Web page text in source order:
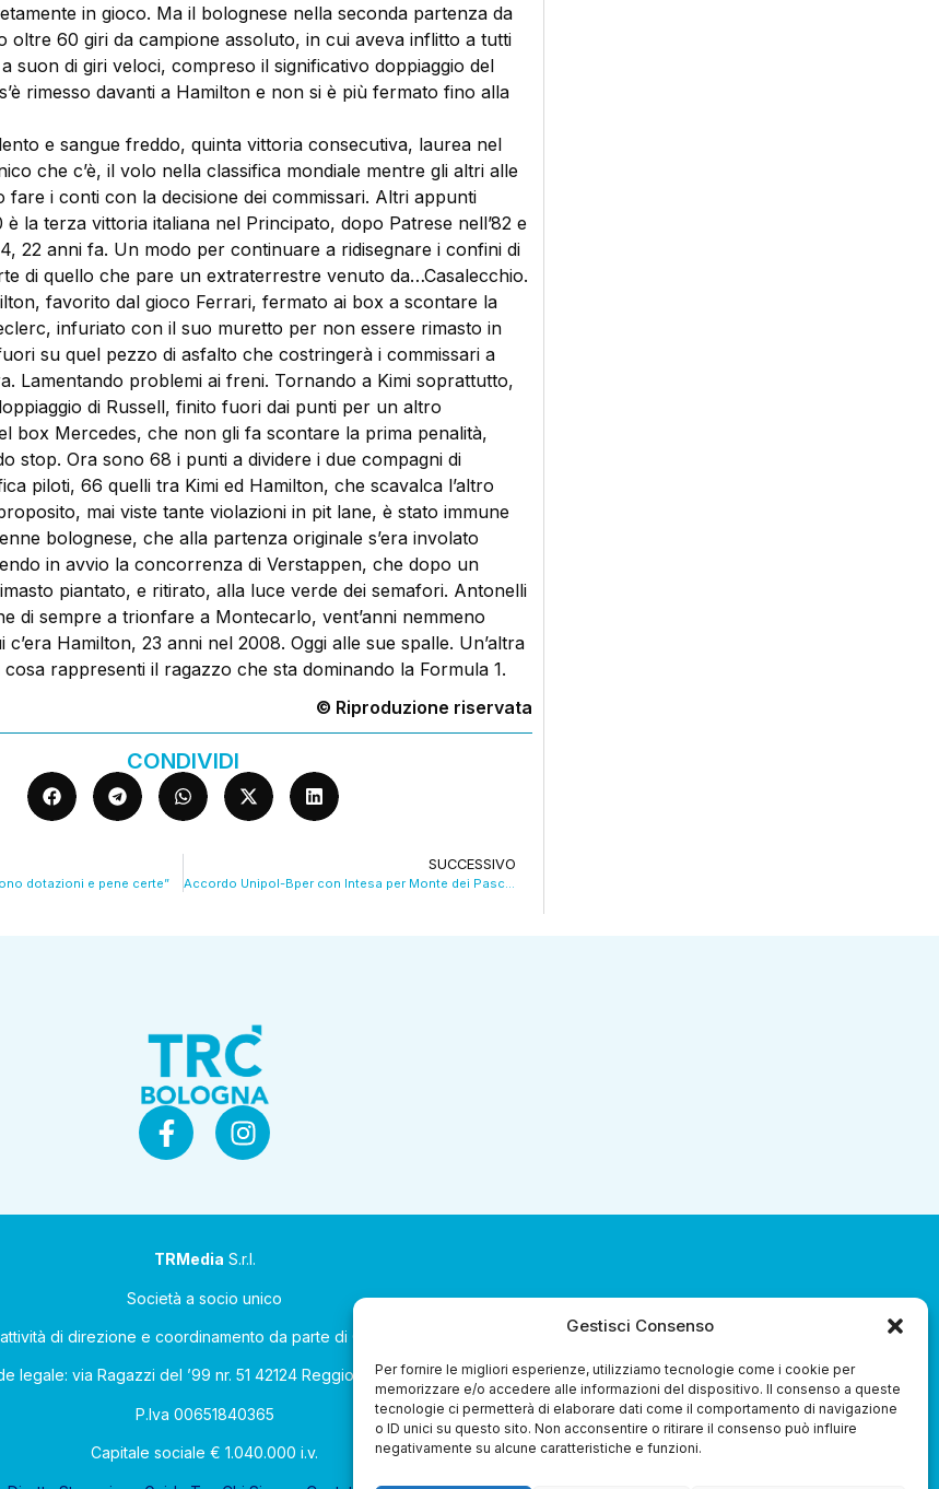
Gestisci Consenso
Per fornire le migliori esperienze, utilizziamo tecnologie come i cookie per
memorizzare e/o accedere alle informazioni del dispositivo. Il consenso a queste
tecnologie ci permetterà di elaborare dati come il comportamento di navigazione
o ID unici su questo sito. Non acconsentire o ritirare il consenso può influire
negativamente su alcune caratteristiche e funzioni.
in gioco. Ma il bolognese nella seconda partenza da
oltre 60 giri da campione assoluto, in cui aveva inflitto a tutti
suon di giri veloci, compreso il significativo doppiaggio del
rimesso davanti a Hamilton e non si è più fermato fino alla
e sangue freddo, quinta vittoria consecutiva, laurea nel
che c’è, il volo nella classifica mondiale mentre gli altri alle
fare i conti con la decisione dei commissari. Altri appunti
è la terza vittoria italiana nel Principato, dopo Patrese nell’82 e
22 anni fa. Un modo per continuare a ridisegnare i confini di
di quello che pare un extraterrestre venuto da…Casalecchio.
favorito dal gioco Ferrari, fermato ai box a scontare la
infuriato con il suo muretto per non essere rimasto in
su quel pezzo di asfalto che costringerà i commissari a
Lamentando problemi ai freni. Tornando a Kimi soprattutto,
di Russell, finito fuori dai punti per un altro
box Mercedes, che non gli fa scontare la prima penalità,
stop. Ora sono 68 i punti a dividere i due compagni di
piloti, 66 quelli tra Kimi ed Hamilton, che scavalca l’altro
mai viste tante violazioni in pit lane, è stato immune
bolognese, che alla partenza originale s’era involato
in avvio la concorrenza di Verstappen, che dopo un
piantato, e ritirato, alla luce verde dei semafori. Antonelli
di sempre a trionfare a Montecarlo, vent’anni nemmeno
Hamilton, 23 anni nel 2008. Oggi alle sue spalle. Un’altra
rappresenti il ragazzo che sta dominando la Formula 1.
© Riproduzione riservata
CONDIVIDI
dotazioni e pene certe”
SUCCESSIVO
TRMedia S.r.l.
Società a socio unico
di direzione e coordinamento da parte di Coop Alleanza 3.0 Soc. Coop.
legale: via Ragazzi del ’99 nr. 51 42124 Reggio Emilia (RE)
P.Iva 00651840365
Capitale sociale € 1.040.000 i.v.